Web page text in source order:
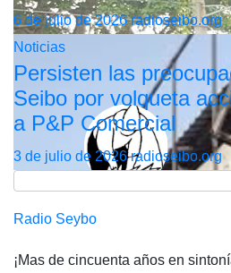
6 de julio de 2026radioseibo.org
Noticias
Persisten las
Seibo por volqueta
a P&P Comercial
3 de julio de 2026radioseibo.org
Radio Seybo
¡Mas de cincuenta años en